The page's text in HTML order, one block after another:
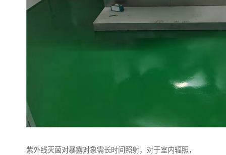
紫外线灭菌对暴露对象需长时间照射，对于室内辐照，